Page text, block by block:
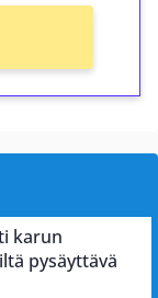
karun
pysäyttävä